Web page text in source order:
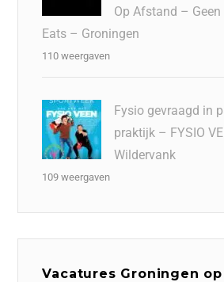
Op Afstand –
Eats – Groningen
110 weergaven
Fysio gevraagd in
praktijk – FYSIO
Wildervank
109 weergaven
Vacatures Groningen